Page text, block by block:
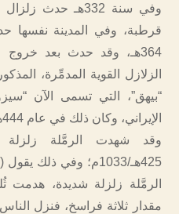
وفي سنة 332هـ
قرطبة، وفي المدينة
364هـ، وقد حدث بعد
الزلازل القوية المدمِّرة،
“بيهق”، التي تسمى الآن
الإيراني، وكان ذلك في عام 444هـ.
وقد شهدت الرمَّلة
425هـ/1033م؛ وفي
الرمَّلة زلزلة شديدة، هدمت
مقدار ثلاثة فراسخ، فنزل